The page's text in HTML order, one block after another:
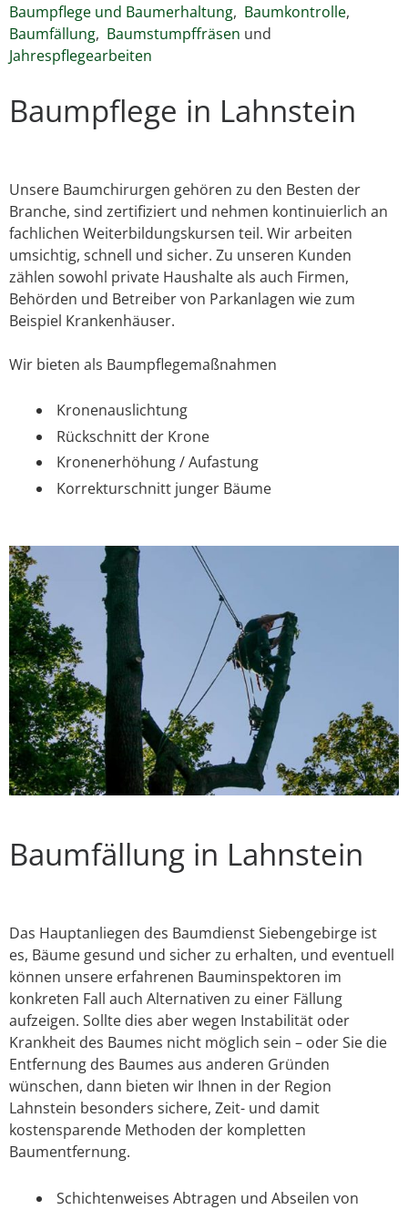
Baumpflege und Baumerhaltung, Baumkontrolle,
Baumfällung, Baumstumpffräsen und
Jahrespflegearbeiten
Baumpflege in Lahnstein
Unsere Baumchirurgen gehören zu den Besten der
Branche, sind zertifiziert und nehmen kontinuierlich an
fachlichen Weiterbildungskursen teil. Wir arbeiten
umsichtig, schnell und sicher. Zu unseren Kunden
zählen sowohl private Haushalte als auch Firmen,
Behörden und Betreiber von Parkanlagen wie zum
Beispiel Krankenhäuser.
Wir bieten als Baumpflegemaßnahmen
Kronenauslichtung
Rückschnitt der Krone
Kronenerhöhung / Aufastung
Korrekturschnitt junger Bäume
Baumfällung in Lahnstein
Das Hauptanliegen des Baumdienst Siebengebirge ist
es, Bäume gesund und sicher zu erhalten, und eventuell
können unsere erfahrenen Bauminspektoren im
konkreten Fall auch Alternativen zu einer Fällung
aufzeigen. Sollte dies aber wegen Instabilität oder
Krankheit des Baumes nicht möglich sein – oder Sie die
Entfernung des Baumes aus anderen Gründen
wünschen, dann bieten wir Ihnen in der Region
Lahnstein besonders sichere, Zeit- und damit
kostensparende Methoden der kompletten
Baumentfernung.
Schichtenweises Abtragen und Abseilen von